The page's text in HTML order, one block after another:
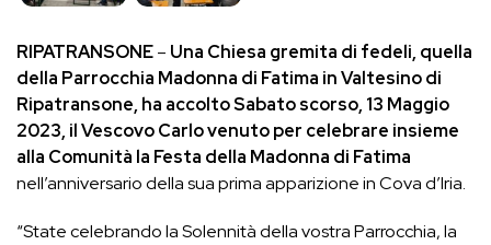
RIPATRANSONE– Una Chiesa gremita di fedeli, quella
della Parrocchia Madonna di Fatima in Valtesino di
Ripatransone, ha accolto Sabato scorso, 13 Maggio
2023, il Vescovo Carlo venuto per celebrare insieme
alla Comunità la Festa della Madonna di Fatima
nell’anniversario della sua prima apparizione in Cova d’Iria.
“State celebrando la Solennità della vostra Parrocchia, la